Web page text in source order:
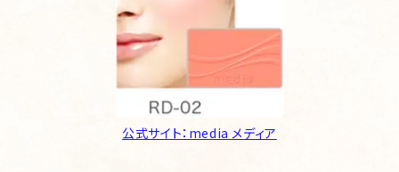
公式サイト：media メディア